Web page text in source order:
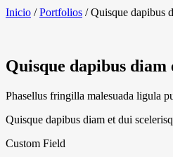
Inicio / Portfolios / Quisque dapibus
Quisque dapibus diam
Phasellus fringilla malesuada ligula
Quisque dapibus diam et dui
Custom Field